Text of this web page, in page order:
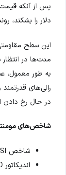
دلار را بشکند،
مدت‌ها در
به طور معمول،
رالی‌های قدرتمند
در حال رخ
شاخص‌های
شاخص RSI بالاتر از 70 قرار دارد (نشانه قدرت بالای روند)
اندیکاتور MACD در محدوده مثبت است